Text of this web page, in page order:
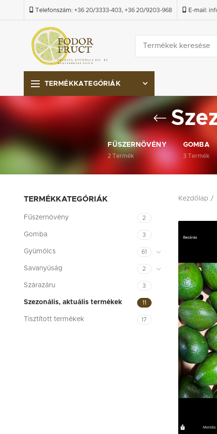
Telefonszám: +36 20/3333-403, +36 20/9203-968 E-mail:
TERMÉKKATEGÓRIÁK
FŰSZERNÖVÉNY
2 Termék
GOMBA
3 Termék
TERMÉKKATEGÓRIÁK
Fűszernövény 2
Gomba 3
Gyümölcs 61
Savanyúság 2
Szárazáru 3
Szezonális, aktuális termékek 11
Tisztított termékek 17
Kezdőlap